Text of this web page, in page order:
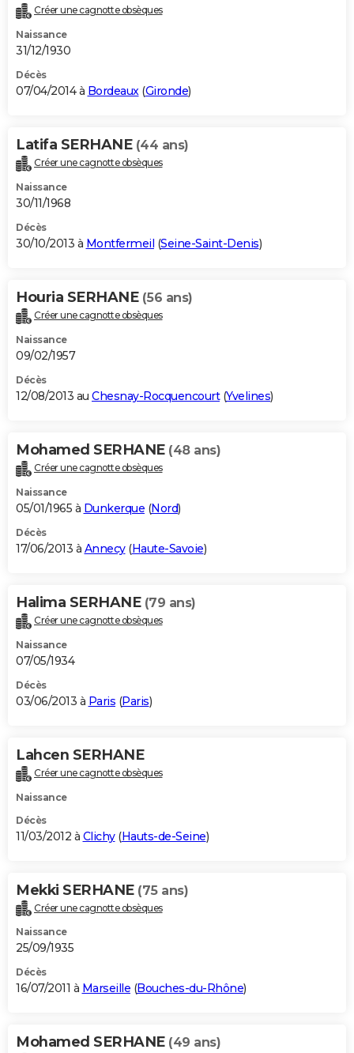
Créer une cagnotte obsèques
Naissance
31/12/1930
Décès
07/04/2014 à Bordeaux(Gironde)
Latifa SERHANE (44 ans)
Créer une cagnotte obsèques
Naissance
30/11/1968
Décès
30/10/2013 à Montfermeil (Seine-Saint-Denis)
Houria SERHANE (56 ans)
Créer une cagnotte obsèques
Naissance
09/02/1957
Décès
12/08/2013 au Chesnay-Rocquencourt(Yvelines)
Mohamed SERHANE (48 ans)
Créer une cagnotte obsèques
Naissance
05/01/1965 à Dunkerque (Nord)
Décès
17/06/2013 à Annecy(Haute-Savoie)
Halima SERHANE (79 ans)
Créer une cagnotte obsèques
Naissance
07/05/1934
Décès
03/06/2013 à Paris (Paris)
Lahcen SERHANE
Créer une cagnotte obsèques
Naissance
Décès
11/03/2012 à Clichy(Hauts-de-Seine)
Mekki SERHANE (75 ans)
Créer une cagnotte obsèques
Naissance
25/09/1935
Décès
16/07/2011 à Marseille (Bouches-du-Rhône)
Mohamed SERHANE (49 ans)